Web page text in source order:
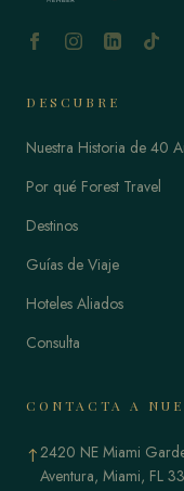
DESCUBRE
Nuestra Historia de 40
Por qué Forest Travel
Destinos
Guías de Viaje
Hoteles Aliados
Consulta
CONTACTA A
↑2420 NE Miami
Aventura, Miami, FL